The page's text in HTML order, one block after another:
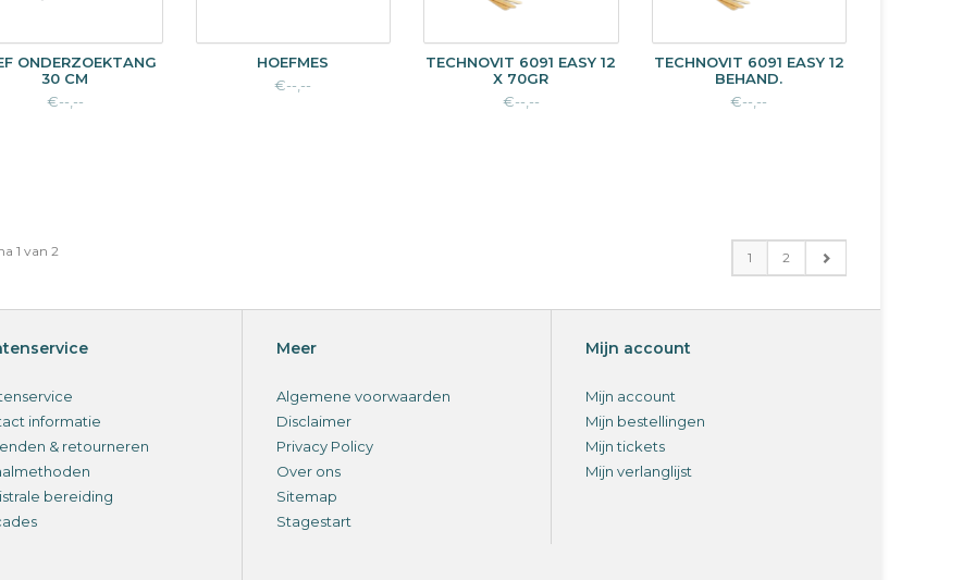
ONDERZOEKTANG
30 CM
€--,--
HOEFMES
€--,--
TECHNOVIT 6091 EASY 12
X 70GR
€--,--
TECHNOVIT 6091 EASY 12
BEHAND.
€--,--
1 van 2 1 2
informatie
& retourneren
bereiding
Meer
Algemene voorwaarden
Disclaimer
Privacy Policy
Over ons
Sitemap
Stagestart
Mijn account
Mijn account
Mijn bestellingen
Mijn tickets
Mijn verlanglijst